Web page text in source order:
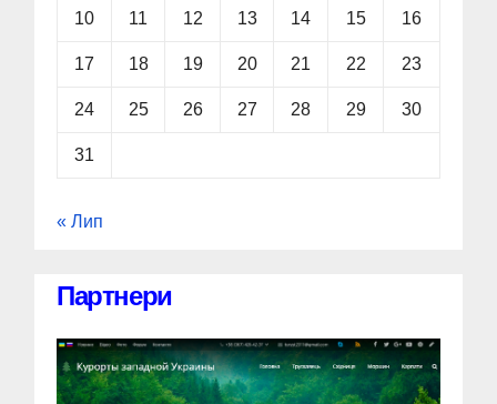
10 11 12 13 14 15 16
17 18 19 20 21 22 23
24 25 26 27 28 29 30
31
« Лип
Партнери